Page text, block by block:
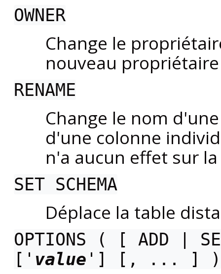
OWNER
Change le
nouveau
RENAME
Change le nom
d'une colonne
n'a aucun effet sur
SET SCHEMA
Déplace la table
OPTIONS ( [ ADD |
[' value '] [, ... ] )